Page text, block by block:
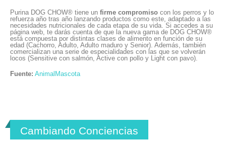
Purina DOG CHOW® tiene un firme compromiso con los perros y lo
refuerza año tras año lanzando productos como este, adaptado a las
necesidades nutricionales de cada etapa de su vida. Si accedes a su
página web, te darás cuenta de que la nueva gama de DOG CHOW®
está compuesta por distintas clases de alimento en función de su
edad (Cachorro, Adulto, Adulto maduro y Senior). Además, también
comercializan una serie de especialidades con las que se volverán
locos (Sensitive con salmón, Active con pollo y Light con pavo).
Fuente: AnimalMascota
Cambiando Conciencias